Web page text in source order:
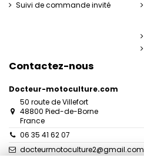
Suivi de commande invité
Contactez-nous
Docteur-motoculture.com
50 route de Villefort
48800 Pied-de-Borne
France
06 35 41 62 07
docteurmotoculture2@gmail.com